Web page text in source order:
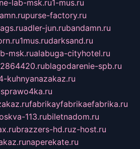
lab-msk.ru1-mus.ru
purse-factory.ru
adler-jun.rubandamn.ru
1mus.rudarksand.ru
msk.rualabuga-cityhotel.ru
2864420.rublagodarenie-spb.ru
kuhnyanazakaz.ru
fabrikayfabrikaefabrika.ru
113.rubiletnadom.ru
brazzers-hd.ruz-host.ru
naperekate.ru